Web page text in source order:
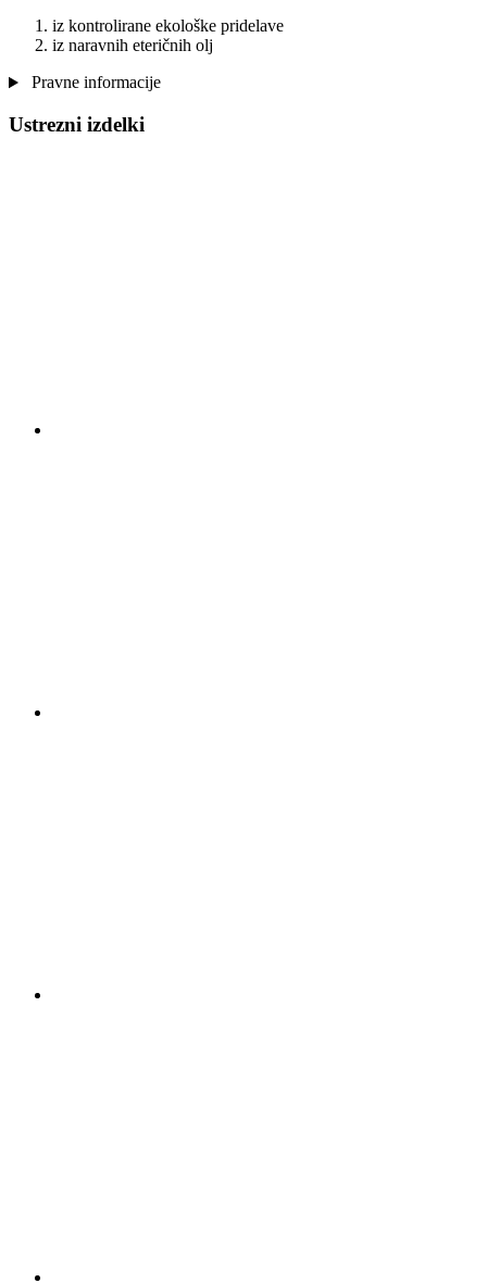
iz kontrolirane ekološke pridelave
iz naravnih eteričnih olj
Pravne informacije
Ustrezni izdelki